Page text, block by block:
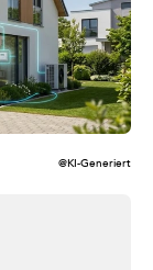
@KI-Generiert